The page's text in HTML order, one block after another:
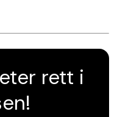
rett i